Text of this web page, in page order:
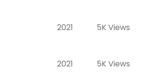
2021 5K Views
2021 5K Views